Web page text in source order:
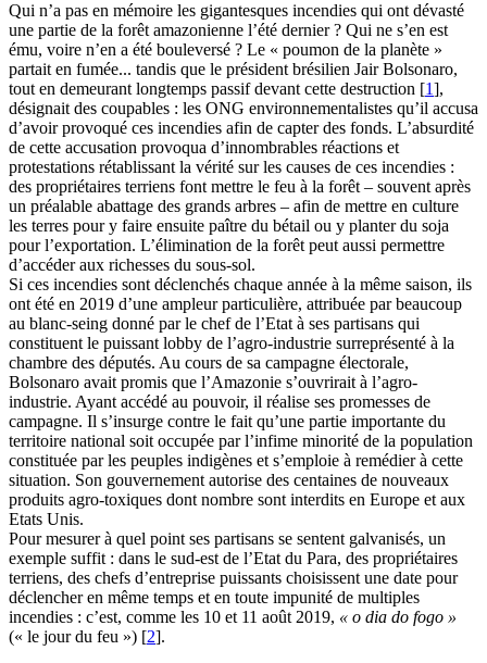
Qui n’a pas en mémoire les gigantesques incendies qui ont dévasté
une partie de la forêt amazonienne l’été dernier ? Qui ne s’en est
ému, voire n’en a été bouleversé ? Le « poumon de la planète »
partait en fumée... tandis que le président brésilien Jair Bolsonaro,
tout en demeurant longtemps passif devant cette destruction [1],
désignait des coupables : les ONG environnementalistes qu’il accusa
d’avoir provoqué ces incendies afin de capter des fonds. L’absurdité
de cette accusation provoqua d’innombrables réactions et
protestations rétablissant la vérité sur les causes de ces incendies :
des propriétaires terriens font mettre le feu à la forêt – souvent après
un préalable abattage des grands arbres – afin de mettre en culture
les terres pour y faire ensuite paître du bétail ou y planter du soja
pour l’exportation. L’élimination de la forêt peut aussi permettre
d’accéder aux richesses du sous-sol.
Si ces incendies sont déclenchés chaque année à la même saison, ils
ont été en 2019 d’une ampleur particulière, attribuée par beaucoup
au blanc-seing donné par le chef de l’Etat à ses partisans qui
constituent le puissant lobby de l’agro-industrie surreprésenté à la
chambre des députés. Au cours de sa campagne électorale,
Bolsonaro avait promis que l’Amazonie s’ouvrirait à l’agro-
industrie. Ayant accédé au pouvoir, il réalise ses promesses de
campagne. Il s’insurge contre le fait qu’une partie importante du
territoire national soit occupée par l’infime minorité de la population
constituée par les peuples indigènes et s’emploie à remédier à cette
situation. Son gouvernement autorise des centaines de nouveaux
produits agro-toxiques dont nombre sont interdits en Europe et aux
Etats Unis.
Pour mesurer à quel point ses partisans se sentent galvanisés, un
exemple suffit : dans le sud-est de l’Etat du Para, des propriétaires
terriens, des chefs d’entreprise puissants choisissent une date pour
déclencher en même temps et en toute impunité de multiples
incendies : c’est, comme les 10 et 11 août 2019, « o dia do fogo »
(« le jour du feu ») [2].